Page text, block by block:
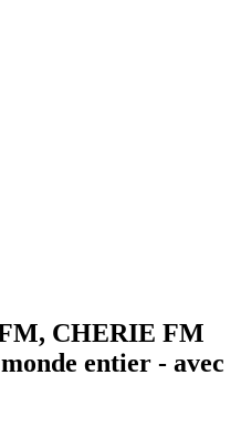
CHERIE FM
entier - avec